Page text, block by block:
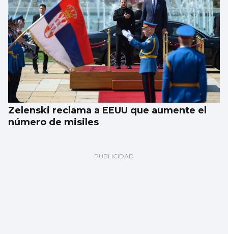
Zelenski reclama a EEUU que aumente el
número de misiles